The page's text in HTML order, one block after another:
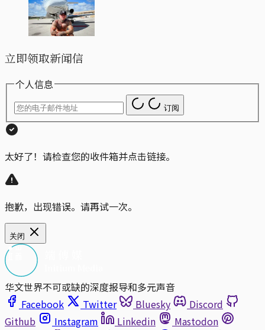
立即领取新闻信
个人信息
订阅
太好了！请检查您的收件箱并点击链接。
抱歉，出现错误。请再试一次。
关闭
华文世界不可或缺的深度报导和多元声音
Facebook
Twitter Bluesky
Discord
Github
Instagram Linkedin
Mastodon